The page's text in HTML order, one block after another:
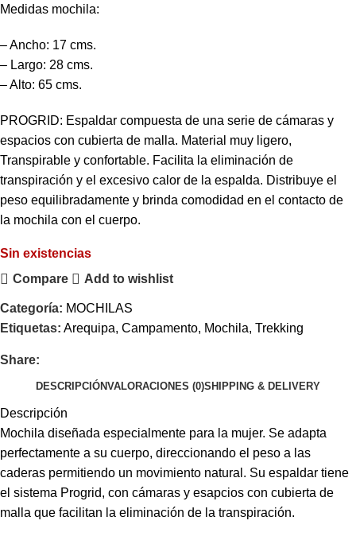
Medidas mochila:
– Ancho: 17 cms.
– Largo: 28 cms.
– Alto: 65 cms.
PROGRID: Espaldar compuesta de una serie de cámaras y
espacios con cubierta de malla. Material muy ligero,
Transpirable y confortable. Facilita la eliminación de
transpiración y el excesivo calor de la espalda. Distribuye el
peso equilibradamente y brinda comodidad en el contacto de
la mochila con el cuerpo.
Sin existencias
Compare
Add to wishlist
Categoría: MOCHILAS
Etiquetas: Arequipa, Campamento, Mochila, Trekking
Share:
DESCRIPCIÓNVALORACIONES (0)SHIPPING & DELIVERY
Descripción
Mochila diseñada especialmente para la mujer. Se adapta
perfectamente a su cuerpo, direccionando el peso a las
caderas permitiendo un movimiento natural. Su espaldar tiene
el sistema Progrid, con cámaras y esapcios con cubierta de
malla que facilitan la eliminación de la transpiración.